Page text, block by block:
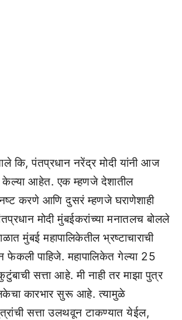
कि, पंतप्रधान नरेंद्र मोदी यांनी आज
केल्या आहेत. एक म्हणजे देशातील
करणे आणि दुसरं म्हणजे घराणेशाही
मोदी मुंबईकरांच्या मनातलच बोलले
मुंबई महापालिकेतील भ्रष्टाचाराची
पाहिजे. महापालिकेत गेल्या 25
सत्ता आहे. मी नाही तर माझा पुत्र
कारभार सुरू आहे. त्यामुळे
सत्ता उलथवून टाकण्यात येईल,